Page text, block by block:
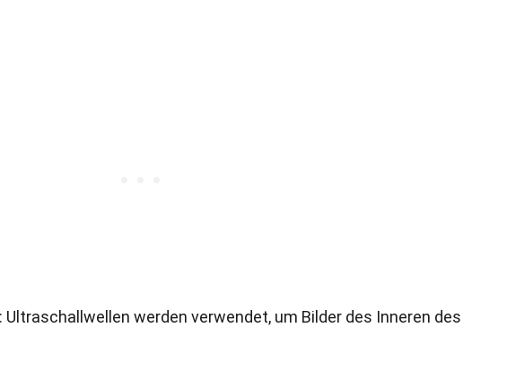
: Ultraschallwellen werden verwendet, um Bilder des Inneren des